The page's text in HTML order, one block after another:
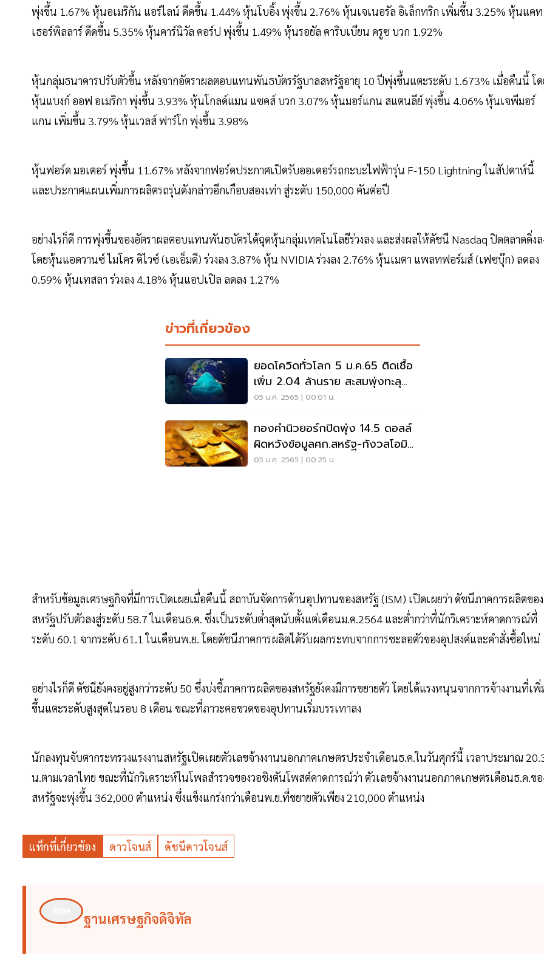
พุ่งขึ้น 1.67% หุ้นอเมริกัน แอร์ไลน์ ดีดขึ้น 1.44% หุ้นโบอิ้ง พุ่งขึ้น 2.76% หุ้นเจเนอรัล อิเล็กทริก เพิ่มขึ้น 3.25% หุ้นแคท
เธอร์พิลลาร์ ดีดขึ้น 5.35% หุ้นคาร์นิวัล คอร์ป พุ่งขึ้น 1.49% หุ้นรอยัล คาริบเบียน ครูซ บวก 1.92%
หุ้นกลุ่มธนาคารปรับตัวขึ้น หลังจากอัตราผลตอบแทนพันธบัตรรัฐบาลสหรัฐอายุ 10 ปีพุ่งขึ้นแตะระดับ 1.673% เมื่อคืนนี้ โ
หุ้นแบงก์ ออฟ อเมริกา พุ่งขึ้น 3.93% หุ้นโกลด์แมน แซคส์ บวก 3.07% หุ้นมอร์แกน สแตนลีย์ พุ่งขึ้น 4.06% หุ้นเจพีมอร์
แกน เพิ่มขึ้น 3.79% หุ้นเวลส์ ฟาร์โก พุ่งขึ้น 3.98%
หุ้นฟอร์ด มอเตอร์ พุ่งขึ้น 11.67% หลังจากฟอร์ดประกาศเปิดรับออเดอร์รถกะบะไฟฟ้ารุ่น F-150 Lightning ในสัปดาห์นี้
และประกาศแผนเพิ่มการผลิตรถรุ่นดังกล่าวอีกเกือบสองเท่า สู่ระดับ 150,000 คันต่อปี
อย่างไรก็ดี การพุ่งขึ้นของอัตราผลตอบแทนพันธบัตรได้ฉุดหุ้นกลุ่มเทคโนโลยีร่วงลง และส่งผลให้ดัชนี Nasdaq ปิดตลาดดิ่งล
โดยหุ้นแอดวานซ์ ไมโคร ดิไวซ์ (เอเอ็มดี) ร่วงลง 3.87% หุ้น NVIDIA ร่วงลง 2.76% หุ้นเมตา แพลทฟอร์มส์ (เฟซบุ๊ก) ลดลง
0.59% หุ้นเทสลา ร่วงลง 4.18% หุ้นแอปเปิล ลดลง 1.27%
ข่าวที่เกี่ยวข้อง
ยอดโควิดทั่วโลก 5 ม.ค.65 ติดเชื้อ
เพิ่ม 2.04 ล้านราย สะสมพุ่งทะลุ
295 ล้านราย
05 ม.ค. 2565 | 00:01 น.
ทองคำนิวยอร์กปิดพุ่ง 14.5 ดอลล์
ผิดหวังข้อมูลศก.สหรัฐ-กังวลโอมิค
รอน
05 ม.ค. 2565 | 00:25 น.
สำหรับข้อมูลเศรษฐกิจที่มีการเปิดเผยเมื่อคืนนี้ สถาบันจัดการด้านอุปทานของสหรัฐ (ISM) เปิดเผยว่า ดัชนีภาคการผลิตของ
สหรัฐปรับตัวลงสู่ระดับ 58.7 ในเดือนธ.ค. ซึ่งเป็นระดับต่ำสุดนับตั้งแต่เดือนม.ค.2564 และต่ำกว่าที่นักวิเคราะห์คาดการณ์ที่
ระดับ 60.1 จากระดับ 61.1 ในเดือนพ.ย. โดยดัชนีภาคการผลิตได้รับผลกระทบจากการชะลอตัวของอุปสงค์และคำสั่งซื้อใหม่
อย่างไรก็ดี ดัชนียังคงอยู่สูงกว่าระดับ 50 ซึ่งบ่งชี้ภาคการผลิตของสหรัฐยังคงมีการขยายตัว โดยได้แรงหนุนจากการจ้างงานที่เพิ่
ขึ้นแตะระดับสูงสุดในรอบ 8 เดือน ขณะที่ภาวะคอขวดของอุปทานเริ่มบรรเทาลง
นักลงทุนจับตากระทรวงแรงงานสหรัฐเปิดเผยตัวเลขจ้างงานนอกภาคเกษตรประจำเดือนธ.ค.ในวันศุกร์นี้ เวลาประมาณ
น.ตามเวลาไทย ขณะที่นักวิเคราะห์ในโพลสำรวจของวอชิงตันโพสต์คาดการณ์ว่า ตัวเลขจ้างงานนอกภาคเกษตรเดือนธ.ค.ขอ
สหรัฐจะพุ่งขึ้น 362,000 ตำแหน่ง ซึ่งแข็งแกร่งกว่าเดือนพ.ย.ที่ขยายตัวเพียง 210,000 ตำแหน่ง
แท็กที่เกี่ยวข้อง ดาวโจนส์ ดัชนีดาวโจนส์
ฐานเศรษฐกิจดิจิทัล